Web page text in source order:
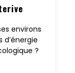
environs
?